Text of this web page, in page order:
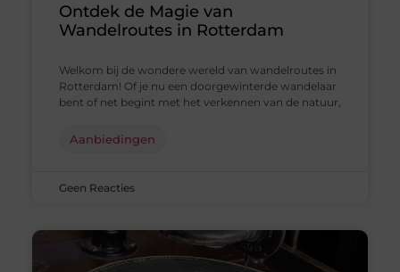
Ontdek de Magie van
Wandelroutes in Rotterdam
Welkom bij de wondere wereld van wandelroutes in
Rotterdam! Of je nu een doorgewinterde wandelaar
bent of net begint met het verkennen van de natuur,
Aanbiedingen
Geen Reacties